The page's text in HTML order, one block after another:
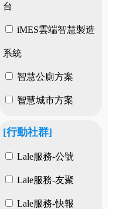
台
iMES雲端智慧製造
系統
智慧公廁方案
智慧城市方案
[行動社群]
Lale服務-公號
Lale服務-友聚
Lale服務-快報